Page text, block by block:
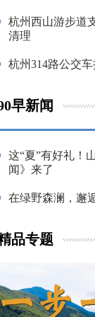
杭州西山游步道
清理
杭州314路公交
早新闻
这“夏”有好礼！
闻》来了
在绿野森澜，邂
品专题